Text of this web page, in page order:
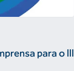
para o III